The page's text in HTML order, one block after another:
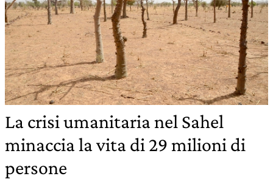
La crisi umanitaria nel Sahel
minaccia la vita di 29 milioni di
persone